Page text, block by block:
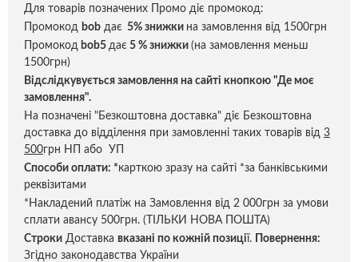
Для товарів позначених Промо діє промокод:
Промокод bob дає 5% знижки на замовлення від 1500грн
Промокод bob5 дає 5 % знижки (на замовлення меньш
1500грн)
Відслідкувується замовлення на сайті кнопкою "Де моє
замовлення".
На позначені "Безкоштовна доставка" діє Безкоштовна
доставка до відділення при замовленні таких товарів від 3
500грн НП або УП
Способи оплати: *карткою зразу на сайті *за банківськими
реквізитами
*Накладений платіж на Замовлення від 2 000грн за умови
сплати авансу 500грн. (ТІЛЬКИ НОВА ПОШТА)
Строки Доставка вказані по кожній позиції.
Повернення:
Згідно законодавства України